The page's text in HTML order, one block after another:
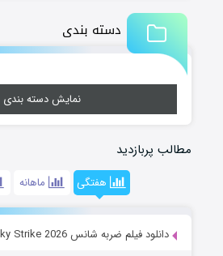
دسته بندی
نمایش دسته بندی
مطالب پربازدید
هفتگی ماهانه
دانلود فیلم ضربه شانس Lucky Strike 2026